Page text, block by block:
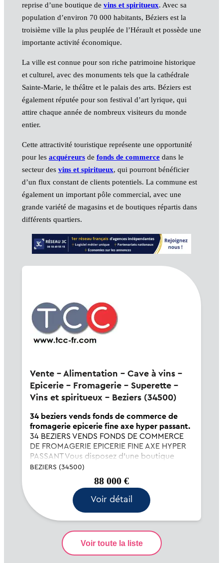
reprise d’une boutique de vins et spiritueux. Avec sa
population d’environ 70 000 habitants, Béziers est la
troisième ville la plus peuplée de l’Hérault et possède une
importante activité économique.
La ville est connue pour son riche patrimoine historique
et culturel, avec des monuments tels que la cathédrale
Sainte-Marie, le théâtre et le palais des arts. Béziers est
également réputée pour son festival d’art lyrique, qui
attire chaque année de nombreux visiteurs du monde
entier.
Cette attractivité touristique représente une opportunité
pour les acquéreursde fonds de commercedans le
secteur des vins et spiritueux, qui pourront bénéficier
d’un flux constant de clients potentiels. La commune est
également un important pôle commercial, avec une
grande variété de magasins et de boutiques répartis dans
différents quartiers.
Vente - Alimentation - Cave à vins -
Epicerie - Fromagerie - Superette -
Vins et spiritueux - Beziers (34500)
34 beziers vends fonds de commerce de
fromagerie epicerie fine axe hyper passant.
34 BEZIERS VENDS FONDS DE COMMERCE
DE FROMAGERIE EPICERIE FINE AXE HYPER
PASSANT Vous disposez d'une boutique
entièrement aménagée de 200m2 , avec une
chambre froide positive et vitrine de
présentation , un espace venter de vins et
épicerie fine , po...
BEZIERS (34500)
88 000 €
Voir détail